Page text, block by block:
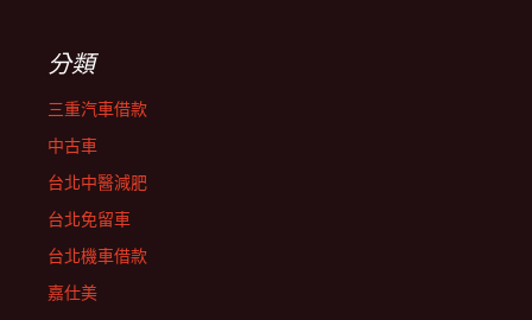
分類
三重汽車借款
中古車
台北中醫減肥
台北免留車
台北機車借款
嘉仕美